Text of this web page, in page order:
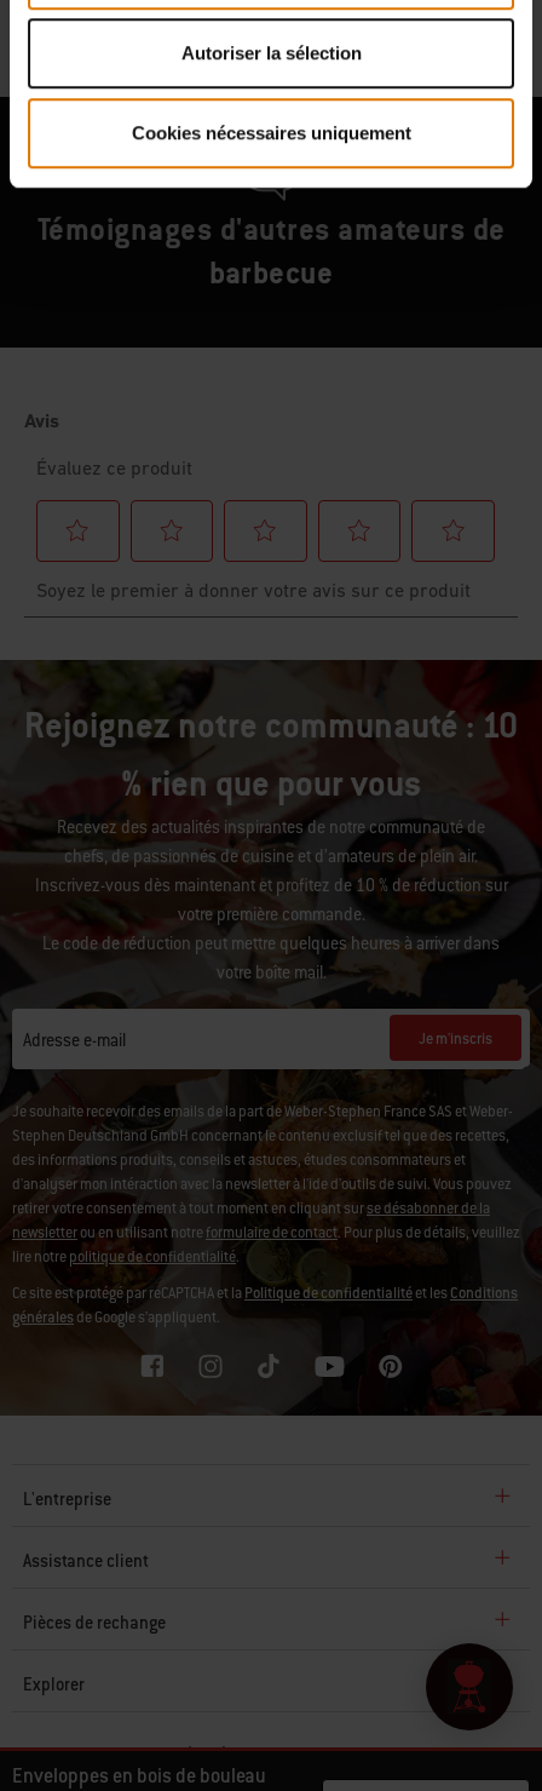
Autoriser la sélection
Cookies nécessaires uniquement
Enveloppes en bois de bouleau
Témoignages d'autres amateurs de
barbecue
Rejoignez notre communauté : 10
% rien que pour vous
Recevez des actualités inspirantes de notre communauté de
chefs, de passionnés de cuisine et d’amateurs de plein air.
Inscrivez-vous dès maintenant et profitez de 10 % de réduction sur
votre première commande.
Le code de réduction peut mettre quelques heures à arriver dans
votre boîte mail.
Adresse e-mail Je m'inscris
Je souhaite recevoir des emails de la part de Weber-Stephen France SAS et Weber-
Stephen Deutschland GmbH concernant le contenu exclusif tel que des recettes,
des informations produits, conseils et astuces, études consommateurs et
d'analyser mon intéraction avec la newsletter à l'ide d'outils de suivi. Vous pouvez
retirer votre consentement à tout moment en cliquant surse désabonner de la
newsletterou en utilisant notreformulaire de contact. Pour plus de détails, veuillez
lire notrepolitique de confidentialité.
Ce site est protégé par reCAPTCHA et la Politique de confidentialitéet lesConditions
généralesde Google s’appliquent.
L'entreprise
Assistance client
Pièces de rechange
Explorer
© 2026 Weber. Tous droits réservés.